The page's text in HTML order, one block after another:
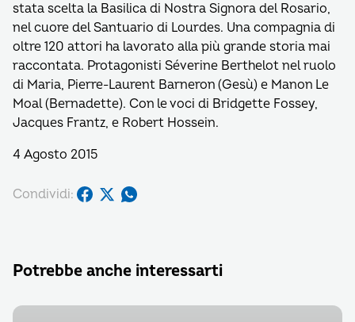
stata scelta la Basilica di Nostra Signora del Rosario,
nel cuore del Santuario di Lourdes. Una compagnia di
oltre 120 attori ha lavorato alla più grande storia mai
raccontata. Protagonisti Séverine Berthelot nel ruolo
di Maria, Pierre-Laurent Barneron (Gesù) e Manon Le
Moal (Bernadette). Con le voci di Bridgette Fossey,
Jacques Frantz, e Robert Hossein.
4 Agosto 2015
Condividi:
Potrebbe anche interessarti